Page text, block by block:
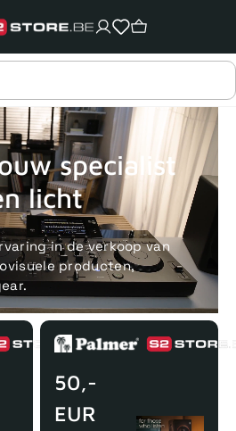
dag verstuurd Echte winkel +35
specialist
licht
in de verkoop van
producten,
50,-
EUR